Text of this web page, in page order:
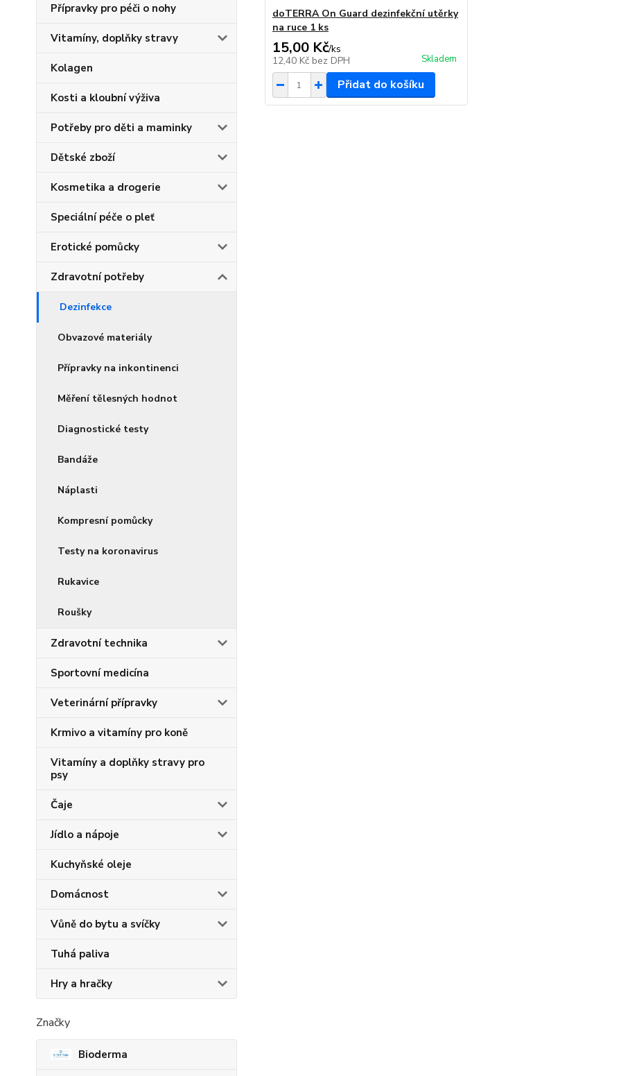
Přípravky pro péči o nohy
Vitamíny, doplňky stravy
Kolagen
Kosti a kloubní výživa
Potřeby pro děti a maminky
Dětské zboží
Kosmetika a drogerie
Speciální péče o pleť
Erotické pomůcky
Zdravotní potřeby
Dezinfekce
Obvazové materiály
Přípravky na inkontinenci
Měření tělesných hodnot
Diagnostické testy
Bandáže
Náplasti
Kompresní pomůcky
Testy na koronavirus
Rukavice
Roušky
Zdravotní technika
Sportovní medicína
Veterinární přípravky
Krmivo a vitamíny pro koně
Vitamíny a doplňky stravy pro
psy
Čaje
Jídlo a nápoje
Kuchyňské oleje
Domácnost
Vůně do bytu a svíčky
Tuhá paliva
Hry a hračky
Značky
Bioderma
doTERRA On Guard dezinfekční utěrky
na ruce 1 ks
15,00 Kč/ks
12,40 Kč bez DPH Skladem
Přidat do košíku